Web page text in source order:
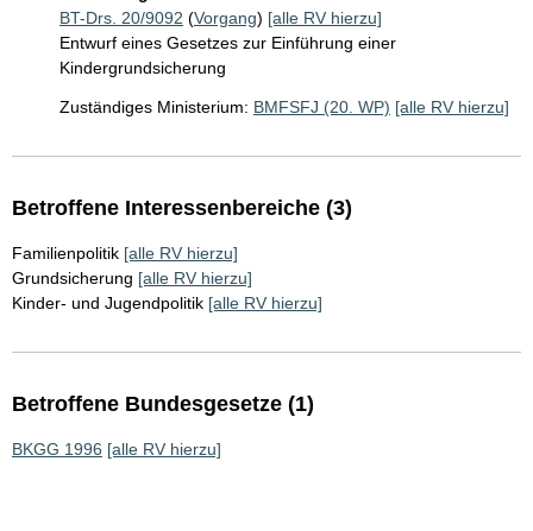
BT-Drs. 20/9092 (Vorgang) [alle RV hierzu]
Entwurf eines Gesetzes zur Einführung einer
Kindergrundsicherung
Zuständiges Ministerium: BMFSFJ (20. WP) [alle RV hierzu]
Betroffene Interessenbereiche (3)
Familienpolitik [alle RV hierzu]
Grundsicherung [alle RV hierzu]
Kinder- und Jugendpolitik [alle RV hierzu]
Betroffene Bundesgesetze (1)
BKGG 1996 [alle RV hierzu]